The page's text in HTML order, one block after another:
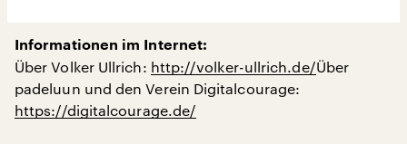
Informationen im Internet:
Über Volker Ullrich: http://volker-ullrich.de/Über
padeluun und den Verein Digitalcourage:
https://digitalcourage.de/